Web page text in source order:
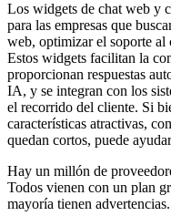
Los widgets de chat web y
para las empresas que
web, optimizar el soporte al
Estos widgets facilitan la
proporcionan respuestas
IA, y se integran con los
el recorrido del cliente. Si
características atractivas,
quedan cortos, puede
Hay un millón de
Todos vienen con un plan
mayoría tienen advertencias.